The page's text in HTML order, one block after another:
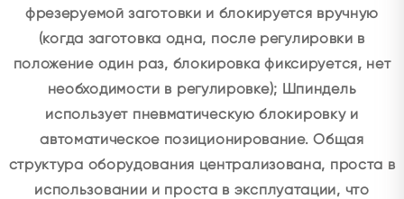
фрезеруемой заготовки и блокируется вручную
(когда заготовка одна, после регулировки в
положение один раз, блокировка фиксируется, нет
необходимости в регулировке); Шпиндель
использует пневматическую блокировку и
автоматическое позиционирование. Общая
структура оборудования централизована, проста в
использовании и проста в эксплуатации, что